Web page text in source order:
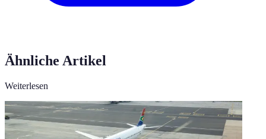
Ähnliche Artikel
Weiterlesen